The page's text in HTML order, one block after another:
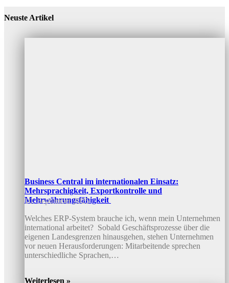
Neuste Artikel
Business Central im internationalen Einsatz:
Mehrsprachigkeit, Exportkontrolle und
Mehrwährungsfähigkeit
10. September 2025
Welches ERP-System brauche ich, wenn mein Unternehmen
international arbeitet? Sobald Geschäftsprozesse über die
eigenen Landesgrenzen hinausgehen, stehen Unternehmen
vor neuen Herausforderungen: Mitarbeitende sprechen
unterschiedliche Sprachen,…
Weiterlesen »